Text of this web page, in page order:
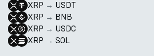
XRP → USDT
XRP → BNB
XRP → USDC
XRP → SOL